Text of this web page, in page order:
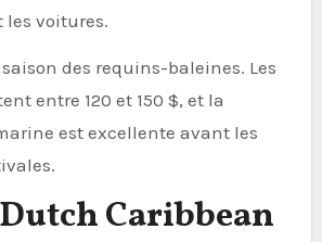
voitures.
des requins-baleines. Les
entre 120 et 150 $, et la
est excellente avant les
Caribbean